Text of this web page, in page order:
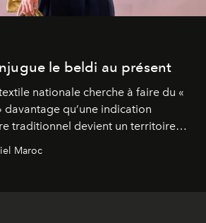
le beldi au présent
nationale cherche à faire du «
qu’une indication
traditionnel devient un territoire
Avec Néo Beldi, Diamantine en
et les usages pour l’inscrire dans
Maroc